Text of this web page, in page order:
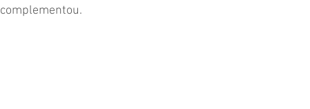
complementou.